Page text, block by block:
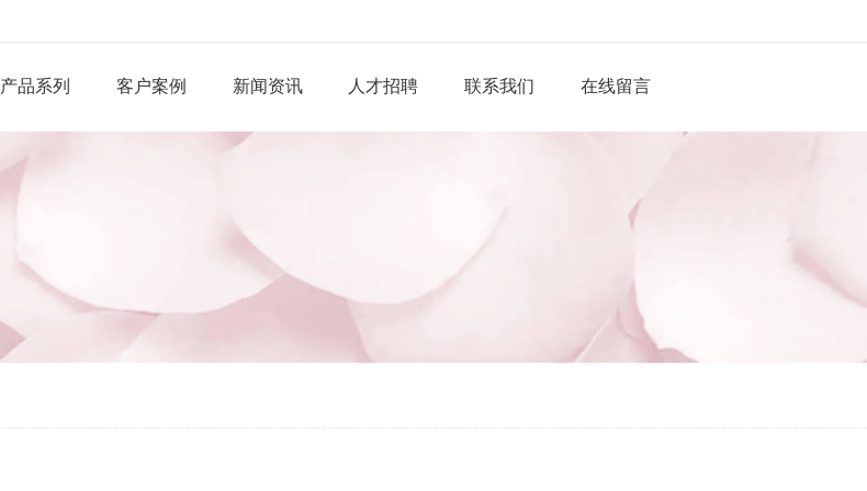
产品系列 客户案例 新闻资讯 人才招聘 联系我们 在线留言